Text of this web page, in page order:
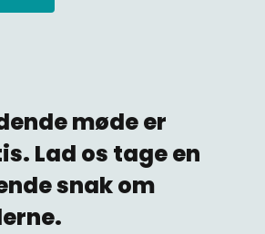
møde er
Lad os tage en
snak om